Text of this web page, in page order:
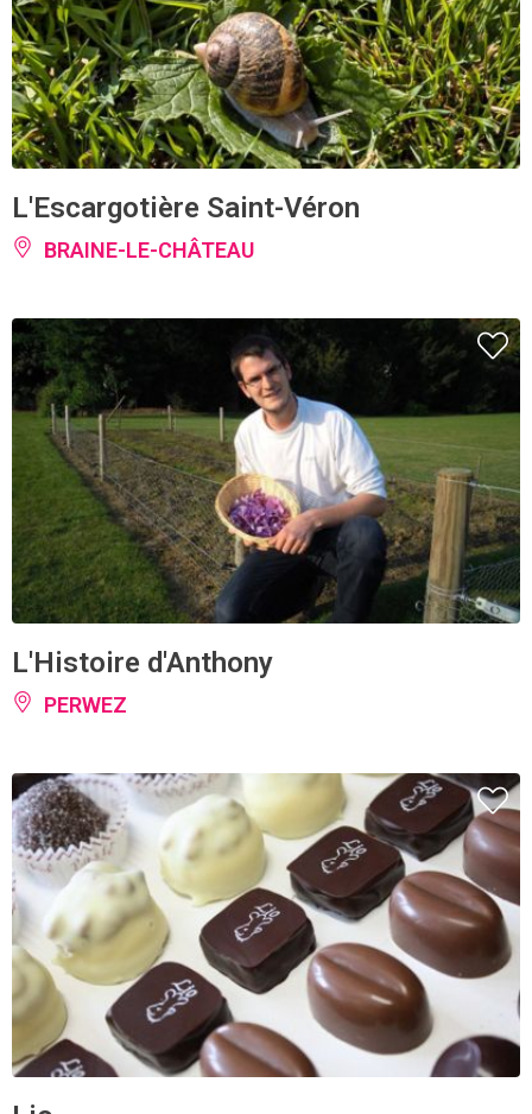
L'Escargotière Saint-Véron
BRAINE-LE-CHÂTEAU
L'Histoire d'Anthony
PERWEZ